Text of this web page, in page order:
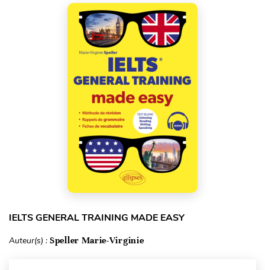
IELTS GENERAL TRAINING MADE EASY
Auteur(s) : Speller Marie-Virginie